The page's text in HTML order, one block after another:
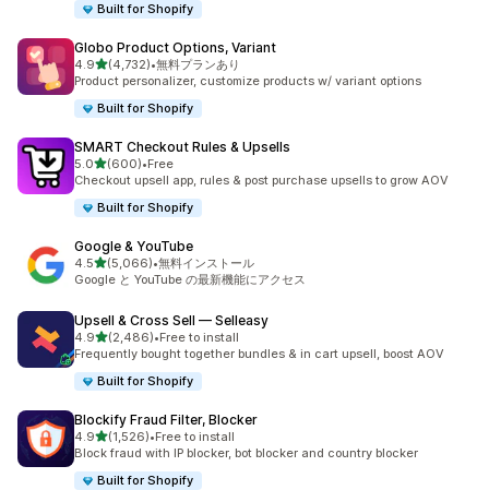
Built for Shopify
Globo Product Options, Variant
4.95つ星中
(4,732)
合計レビュー数：4732件
•無料プランあり
Product personalizer, customize products w/ variant options
Built for Shopify
SMART Checkout Rules & Upsells
5.05つ星中
(600)
合計レビュー数：600件
•Free
Checkout upsell app, rules & post purchase upsells to grow AOV
Built for Shopify
Google & YouTube
4.55つ星中
(5,066)
合計レビュー数：5066件
•無料インストール
Google と YouTube の最新機能にアクセス
Upsell & Cross Sell — Selleasy
4.95つ星中
(2,486)
合計レビュー数：2486件
•Free to install
Frequently bought together bundles & in cart upsell, boost AOV
Built for Shopify
Blockify Fraud Filter, Blocker
4.95つ星中
(1,526)
合計レビュー数：1526件
•Free to install
Block fraud with IP blocker, bot blocker and country blocker
Built for Shopify